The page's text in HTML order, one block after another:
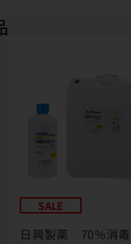
SALE
日興製薬 70％消